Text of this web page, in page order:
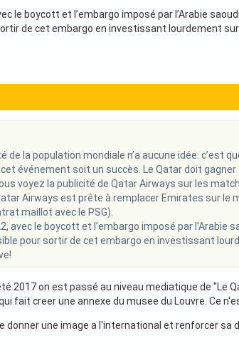
le boycott et l’embargo imposé par l’Arabie
de cet embargo en investissant lourdement
de la population mondiale n’a aucune idée: c’est
événement soit un succès. Le Qatar doit
voyez la publicité de Qatar Airways sur les
Airways est prête à remplacer Emirates sur le
maillot avec le PSG).
avec le boycott et l’embargo imposé par l’Arabie
pour sortir de cet embargo en investissant
2017 on est passé au niveau mediatique de "Le
fait creer une annexe du musee du Louvre. Ce
donner une image a l'international et renforcer sa